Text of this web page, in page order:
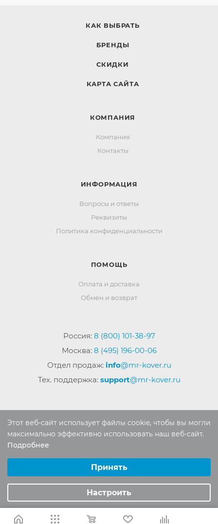
КАК ВЫБРАТЬ
БРЕНДЫ
СКИДКИ
КАРТА САЙТА
КОМПАНИЯ
Компания
Контакты
ИНФОРМАЦИЯ
Вопросы и ответы
Реквизиты
Политика конфиденциальности
ПОМОЩЬ
Оплата и доставка
Обмен и возврат
Россия: 8 (800) 101-38-97
Москва: 8 (495) 196-00-06
Отдел продаж: info@mr-kover.ru
Тех. поддержка: support@mr-kover.ru
2022-2026 © Интернет магазинMR-KOVER.RU
Авторские права защищены. Воспроизведение
материалов сайта без письменного разрешения
Этот веб-сайт использует файлы cookie, чтобы вы могли
максимально эффективно использовать наш веб-сайт.
Подробнее
Аналитические/Функциональные
Принять
Настроить